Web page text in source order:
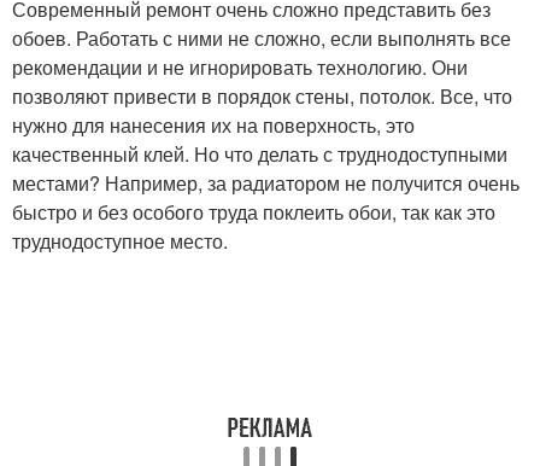
Современный ремонт очень сложно представить без
обоев. Работать с ними не сложно, если выполнять все
рекомендации и не игнорировать технологию. Они
позволяют привести в порядок стены, потолок. Все, что
нужно для нанесения их на поверхность, это
качественный клей. Но что делать с труднодоступными
местами? Например, за радиатором не получится очень
быстро и без особого труда поклеить обои, так как это
труднодоступное место.